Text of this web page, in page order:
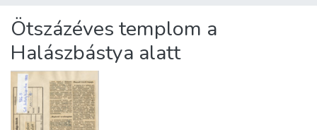
Statistics
About us
Ötszázéves templom a
Halászbástya alatt